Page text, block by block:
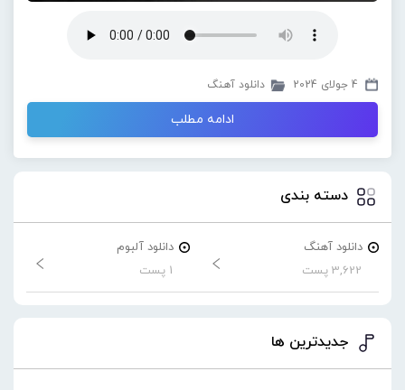
4 جولای 2024 دانلود آهنگ
ادامه مطلب
دسته بندی
دانلود آهنگ
3,622 پست
دانلود آلبوم
1 پست
جدیدترین ها